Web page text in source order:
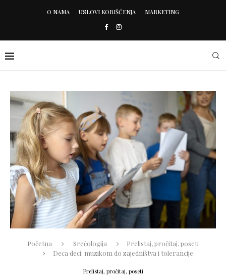
O NAMA USLOVI KORIŠĆENJA MARKETING
Početna Srećologija
Prelistaj, pročitaj, poseti
Deca deci: muzikom do zajedništva i tolerancije
Prelistaj, pročitaj, poseti